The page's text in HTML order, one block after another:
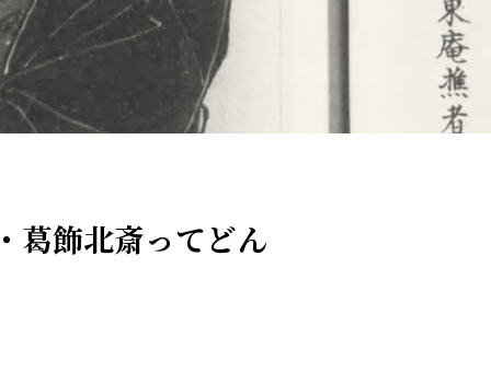
葛飾北斎ってどん